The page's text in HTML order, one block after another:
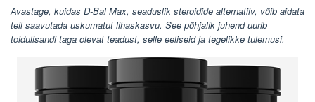
Avastage, kuidas D-Bal Max, seaduslik steroidide alternatiiv, võib aidata
teil saavutada uskumatut lihaskasvu. See põhjalik juhend uurib
toidulisandi taga olevat teadust, selle eeliseid ja tegelikke tulemusi.